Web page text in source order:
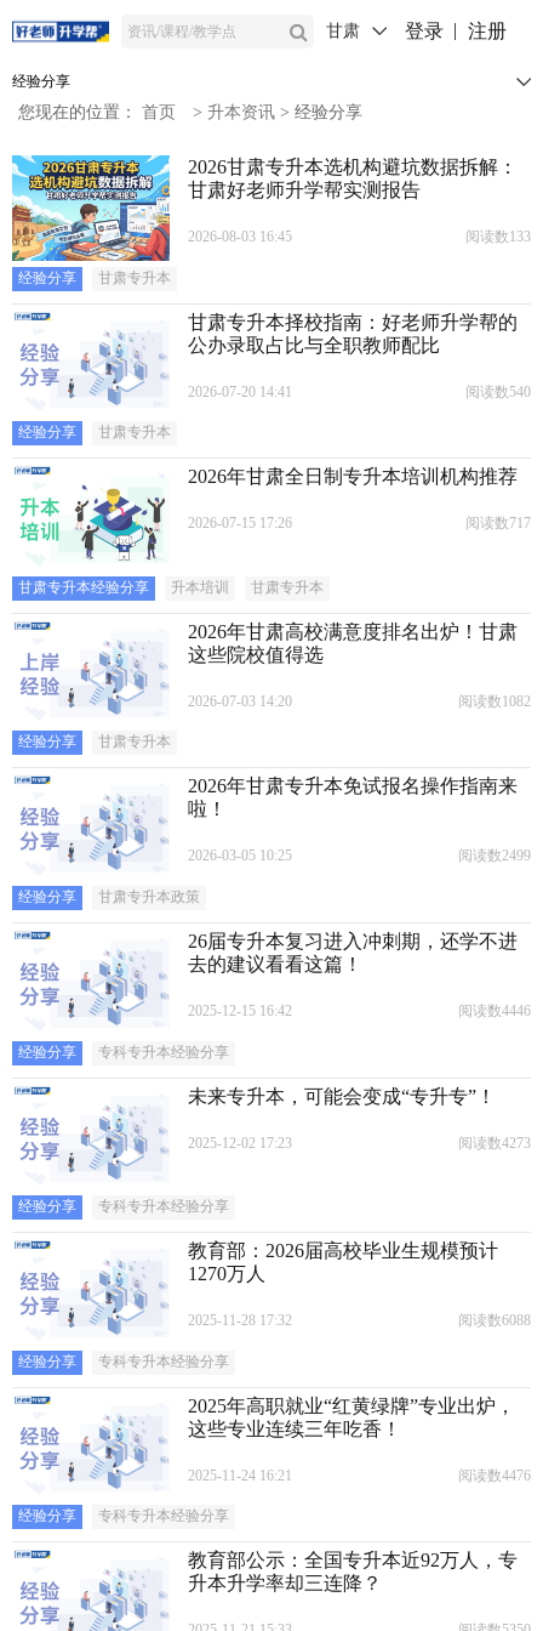
甘肃 登录 注册
经验分享
您现在的位置： 首页 > 升本资讯 > 经验分享
2026甘肃专升本选机构避坑数据拆解：
甘肃好老师升学帮实测报告
2026-08-03 16:45 阅读数133
经验分享 甘肃专升本
甘肃专升本择校指南：好老师升学帮的
公办录取占比与全职教师配比
2026-07-20 14:41 阅读数540
经验分享 甘肃专升本
2026年甘肃全日制专升本培训机构推荐
2026-07-15 17:26 阅读数717
甘肃专升本经验分享 升本培训 甘肃专升本
2026年甘肃高校满意度排名出炉！甘肃
这些院校值得选
2026-07-03 14:20 阅读数1082
经验分享 甘肃专升本
2026年甘肃专升本免试报名操作指南来
啦！
2026-03-05 10:25 阅读数2499
经验分享 甘肃专升本政策
26届专升本复习进入冲刺期，还学不进
去的建议看看这篇！
2025-12-15 16:42 阅读数4446
经验分享 专科专升本经验分享
未来专升本，可能会变成“专升专”！
2025-12-02 17:23 阅读数4273
经验分享 专科专升本经验分享
教育部：2026届高校毕业生规模预计
1270万人
2025-11-28 17:32 阅读数6088
经验分享 专科专升本经验分享
2025年高职就业“红黄绿牌”专业出炉，
这些专业连续三年吃香！
2025-11-24 16:21 阅读数4476
经验分享 专科专升本经验分享
教育部公示：全国专升本近92万人，专
升本升学率却三连降？